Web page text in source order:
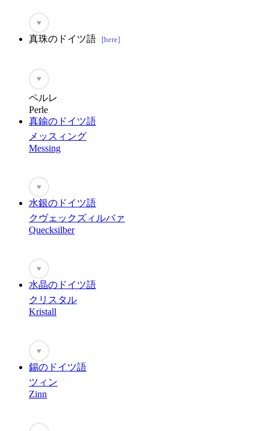
♥
真珠のドイツ語 [here]
♥
ペルレ
Perle
真鍮のドイツ語
メッスィング
Messing
♥
水銀のドイツ語
クヴェックズィルバァ
Quecksilber
♥
水晶のドイツ語
クリスタル
Kristall
♥
錫のドイツ語
ツィン
Zinn